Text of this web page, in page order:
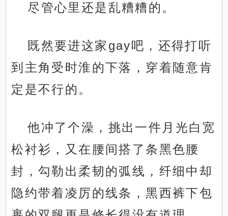
尽管心里还是乱糟糟的。
既然要进这家gay吧，还得打听
到主角受时淮的下落，穿着随意肯
定是不行的。
他冲了个澡，挑出一件月光白宽
松衬衫，又在腰间搭了条黑色腰
封，勾勒出柔韧的弧线，纤细中却
隐约带着凌厉的线条，黑西裤下包